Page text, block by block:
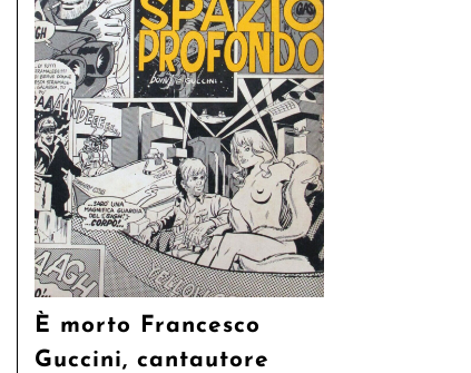
È morto Francesco
Guccini, cantautore